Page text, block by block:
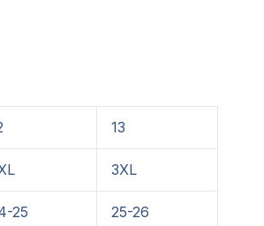
13
3XL
25 25-26